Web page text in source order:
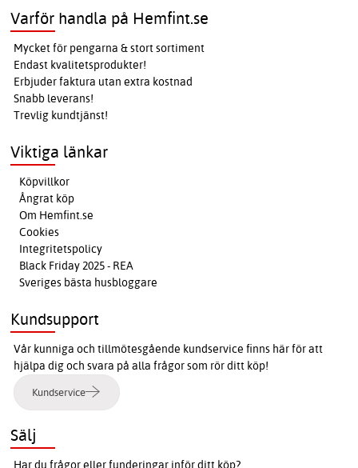
Varför handla på Hemfint.se
Mycket för pengarna & stort sortiment
Endast kvalitetsprodukter!
Erbjuder faktura utan extra kostnad
Snabb leverans!
Trevlig kundtjänst!
Viktiga länkar
Köpvillkor
Ångrat köp
Om Hemfint.se
Cookies
Integritetspolicy
Black Friday 2025 - REA
Sveriges bästa husbloggare
Kundsupport
Vår kunniga och tillmötesgående kundservice finns här för att
hjälpa dig och svara på alla frågor som rör ditt köp!
Kundservice
Sälj
Har du frågor eller funderingar inför ditt köp?